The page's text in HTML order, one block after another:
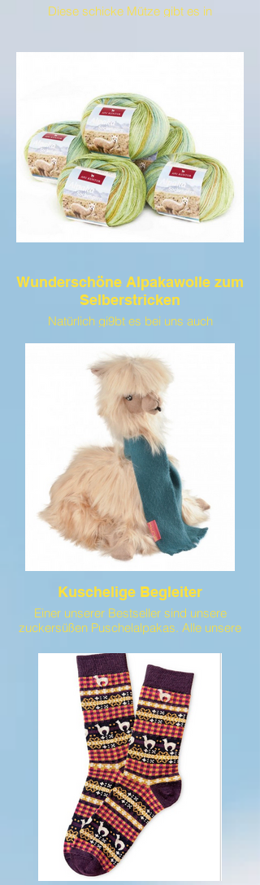
Diese schicke Mütze gibt es in
verschiedenen Mützen bieten wir viele
Wunderschöne Alpakawolle zum
Selberstricken
Natürlich gi9bt es bei uns auch
Kuschelige Begleiter
Einer unserer Bestseller sind unsere
zuckersüßen Puschelalpakas. Alle unsere
Das heißt, dass z. B. eine Bestrickerin von
ihrem Lohn ihre Familie ernähren kann und
das die Tiere gut gehalten werden.